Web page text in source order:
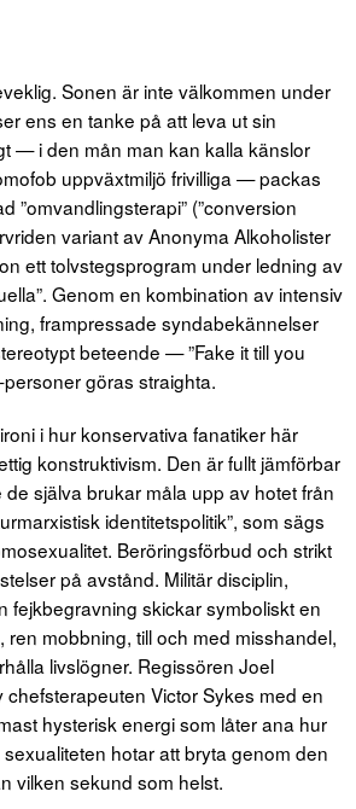
Sonen är inte välkommen under
ens en tanke på att leva ut sin
— i den mån man kan kalla känslor
uppväxtmiljö frivilliga — packas
”omvandlingsterapi” (”conversion
variant av Anonyma Alkoholister
ett tolvstegsprogram under ledning av
Genom en kombination av intensiv
frampressade syndabekännelser
beteende — ”Fake it till you
göras straighta.
i hur konservativa fanatiker här
konstruktivism. Den är fullt jämförbar
själva brukar måla upp av hotet från
identitetspolitik”, som sägs
Beröringsförbud och strikt
på avstånd. Militär disciplin,
fejkbegravning skickar symboliskt en
ren mobbning, till och med misshandel,
livslögner. Regissören Joel
chefsterapeuten Victor Sykes med en
hysterisk energi som låter ana hur
hotar att bryta genom den
vilken sekund som helst.